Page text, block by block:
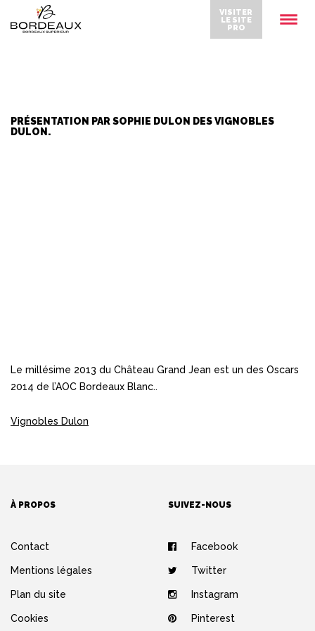
VISITER
LE SITE
PRO
PRÉSENTATION PAR SOPHIE DULON DES VIGNOBLES
DULON.
Le millésime 2013 du Château Grand Jean est un des Oscars
2014 de l’AOC Bordeaux Blanc..
Vignobles Dulon
À PROPOS
Contact
Mentions légales
Plan du site
Cookies
SUIVEZ-NOUS
Facebook
Twitter
Instagram
Pinterest